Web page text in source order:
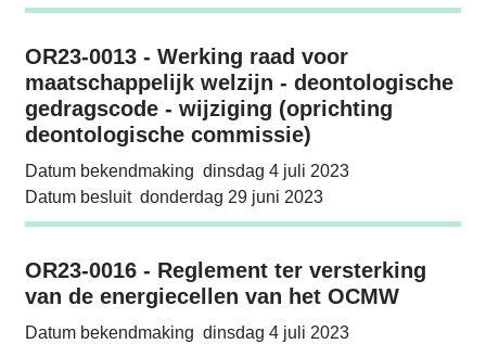
OR23-0013 - Werking raad voor
OR23-0013 - Werking raad voor
maatschappelijk welzijn - deontologische
gedragscode - wijziging (oprichting
deontologische commissie)
Datum bekendmaking dinsdag 4 juli 2023
Datum besluit donderdag 29 juni 2023
OR23-0016 - Reglement ter versterking van
OR23-0016 - Reglement ter versterking
van de energiecellen van het OCMW
Datum bekendmaking dinsdag 4 juli 2023